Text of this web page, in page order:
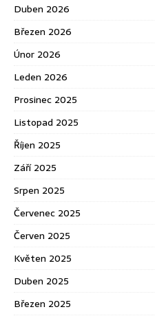
Duben 2026
Březen 2026
Únor 2026
Leden 2026
Prosinec 2025
Listopad 2025
Říjen 2025
Září 2025
Srpen 2025
Červenec 2025
Červen 2025
Květen 2025
Duben 2025
Březen 2025